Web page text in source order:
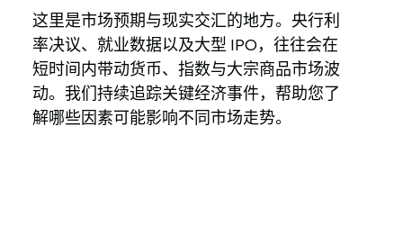
这里是市场预期与现实交汇的地方。央行利
率决议、就业数据以及大型 IPO，往往会在
短时间内带动货币、指数与大宗商品市场波
动。我们持续追踪关键经济事件，帮助您了
解哪些因素可能影响不同市场走势。